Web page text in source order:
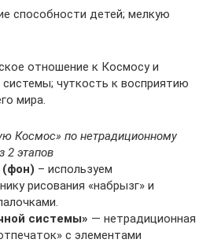
способности детей; мелкую
отношение к Космосу и
чуткость к восприятию
мира.
Космос» по нетрадиционному
2 этапов
(фон) – используем
рисования «набрызг» и
системы» — нетрадиционная
с элементами